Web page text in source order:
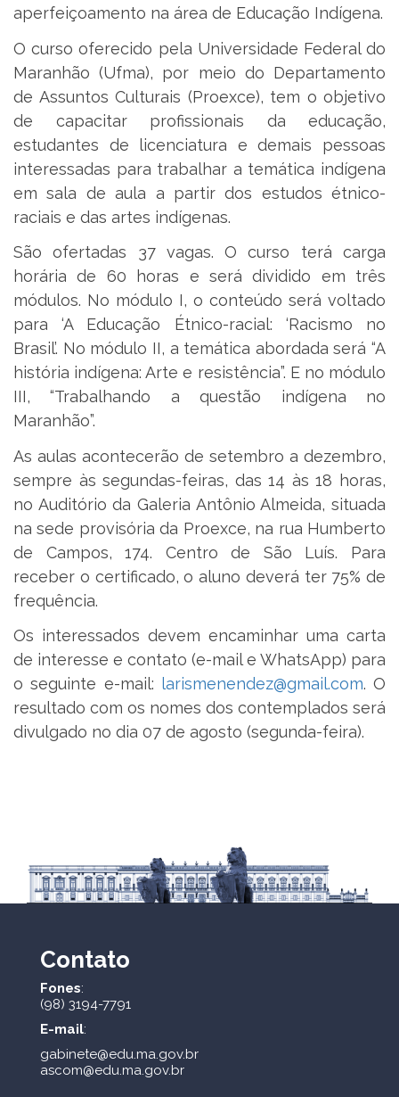
aperfeiçoamento na área de Educação Indígena.
O curso oferecido pela Universidade Federal do
Maranhão (Ufma), por meio do Departamento
de Assuntos Culturais (Proexce), tem o objetivo
de capacitar profissionais da educação,
estudantes de licenciatura e demais pessoas
interessadas para trabalhar a temática indígena
em sala de aula a partir dos estudos étnico-
raciais e das artes indígenas.
São ofertadas 37 vagas. O curso terá carga
horária de 60 horas e será dividido em três
módulos. No módulo I, o conteúdo será voltado
para ‘A Educação Étnico-racial: ‘Racismo no
Brasil’. No módulo II, a temática abordada será “A
história indígena: Arte e resistência”. E no módulo
III, “Trabalhando a questão indígena no
Maranhão”.
As aulas acontecerão de setembro a dezembro,
sempre às segundas-feiras, das 14 às 18 horas,
no Auditório da Galeria Antônio Almeida, situada
na sede provisória da Proexce, na rua Humberto
de Campos, 174. Centro de São Luís. Para
receber o certificado, o aluno deverá ter 75% de
frequência.
Os interessados devem encaminhar uma carta
de interesse e contato (e-mail e WhatsApp) para
o seguinte e-mail: larismenendez@gmail.com. O
resultado com os nomes dos contemplados será
divulgado no dia 07 de agosto (segunda-feira).
Contato
Fones:
(98) 3194-7791
E-mail:
gabinete@edu.ma.gov.br
ascom@edu.ma.gov.br